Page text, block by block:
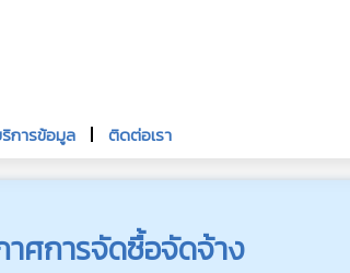
การข้อมูล ติดต่อเรา
าศการจัดซื้อจัดจ้าง